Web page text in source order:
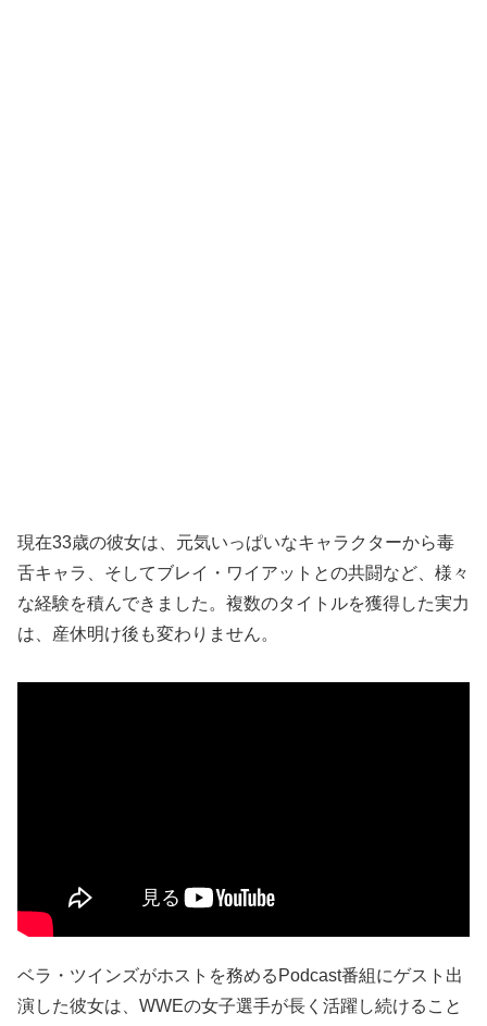
現在33歳の彼女は、元気いっぱいなキャラクターから毒
舌キャラ、そしてブレイ・ワイアットとの共闘など、様々
な経験を積んできました。複数のタイトルを獲得した実力
は、産休明け後も変わりません。
ベラ・ツインズがホストを務めるPodcast番組にゲスト出
演した彼女は、WWEの女子選手が長く活躍し続けること